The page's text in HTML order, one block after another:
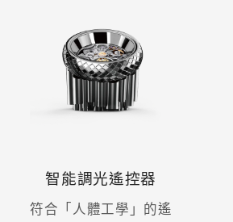
智能調光遙控器
符合「人體工學」的遙